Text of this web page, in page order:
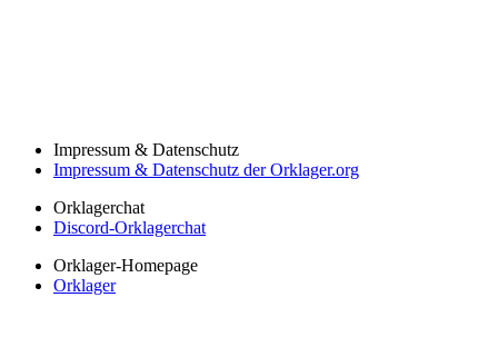
Impressum & Datenschutz
Impressum & Datenschutz der Orklager.org
Orklagerchat
Discord-Orklagerchat
Orklager-Homepage
Orklager